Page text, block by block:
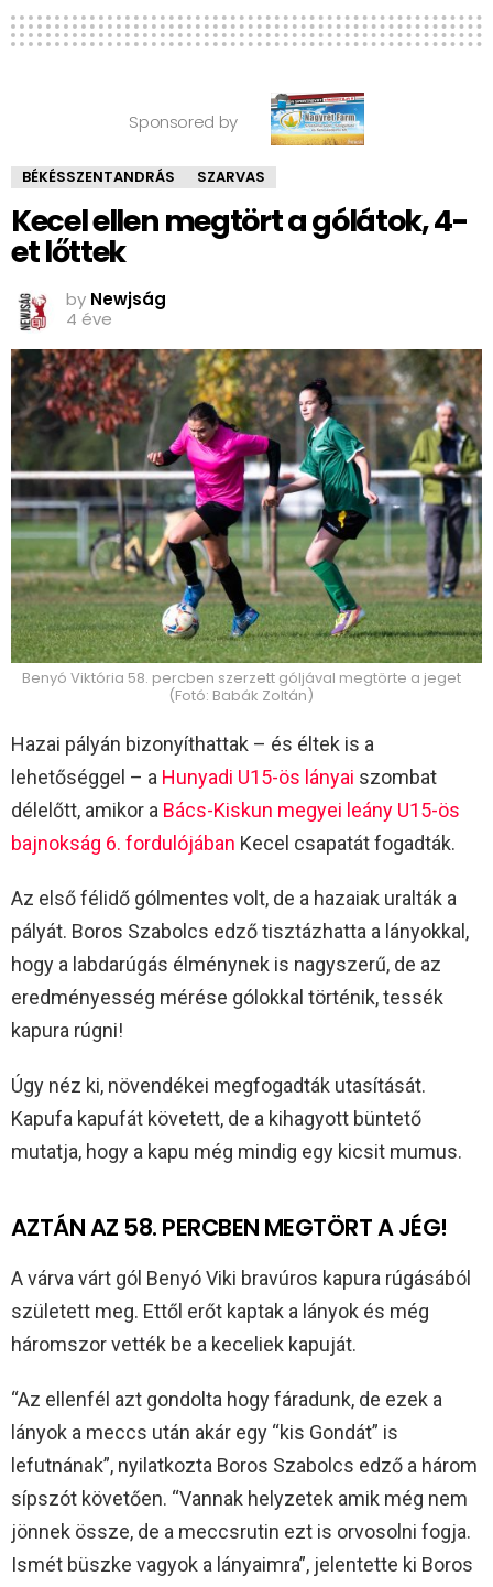
Sponsored by
BÉKÉSSZENTANDRÁS SZARVAS
Kecel ellen megtört a gólátok, 4-
et lőttek
by Newjság
4 éve
Benyó Viktória 58. percben szerzett góljával megtörte a jeget
(Fotó: Babák Zoltán)
Hazai pályán bizonyíthattak – és éltek is a
lehetőséggel – a Hunyadi U15-ös lányai szombat
délelőtt, amikor a Bács-Kiskun megyei leány U15-ös
bajnokság 6. fordulójában Kecel csapatát fogadták.
Az első félidő gólmentes volt, de a hazaiak uralták a
pályát. Boros Szabolcs edző tisztázhatta a lányokkal,
hogy a labdarúgás élménynek is nagyszerű, de az
eredményesség mérése gólokkal történik, tessék
kapura rúgni!
Úgy néz ki, növendékei megfogadták utasítását.
Kapufa kapufát követett, de a kihagyott büntető
mutatja, hogy a kapu még mindig egy kicsit mumus.
AZTÁN AZ 58. PERCBEN MEGTÖRT A JÉG!
A várva várt gól Benyó Viki bravúros kapura rúgásából
született meg. Ettől erőt kaptak a lányok és még
háromszor vették be a keceliek kapuját.
“Az ellenfél azt gondolta hogy fáradunk, de ezek a
lányok a meccs után akár egy “kis Gondát” is
lefutnának”, nyilatkozta Boros Szabolcs edző a három
sípszót követően. “Vannak helyzetek amik még nem
jönnek össze, de a meccsrutin ezt is orvosolni fogja.
Ismét büszke vagyok a lányaimra”, jelentette ki Boros